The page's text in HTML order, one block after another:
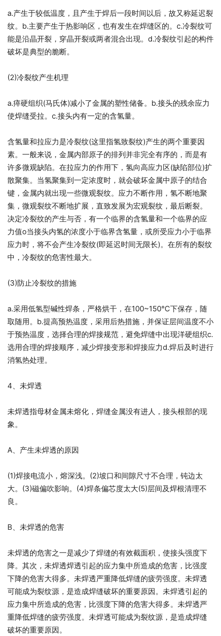
a.产生于较低温度，且产生于焊后一段时间以后，故又称延迟裂
纹。b.主要产生于热影响区，也有发生在焊缝区的。c.冷裂纹可
能是沿晶开裂，穿晶开裂或两者混合出现。d.冷裂纹引起的构件
破坏是典型的脆断。
(2)冷裂纹产生机理
a.瘁硬组织(马氏体)减小了金属的塑性储备。b.接头的残余应力
使焊缝受拉。c.接头内有一定的含氢量。
含氢量和拉应力是冷裂纹(这里指氢致裂纹)产生的两个重要因
素。一般来说，金属内部原子的排列并非完全有序的，而是有
许多微观缺陷。在拉应力的作用下，氢向高应力区(缺陷部位)扩
散聚集。当氢聚集到一定浓度时，就会破坏金属中原子的结合
键，金属内就出现一些微观裂纹。应力不断作用，氢不断地聚
集，微观裂纹不断地扩展，直致发展为宏观裂纹，最后断裂。
决定冷裂纹的产生与否，有一个临界的含氢量和一个临界的应
力值o当接头内氢的浓度小于临界含氢量，或所受应力小于临界
应力时，将不会产生冷裂纹(即延迟时间无限长)。在所有的裂纹
中，冷裂纹的危害性最大。
(3)防止冷裂纹的措施
a.采用低氢型碱性焊条，严格烘干，在100~150℃下保存，随
取随用。b.提高预热温度，采用后热措施，并保证层间温度不小
于预热温度，选择合理的焊接规范，避免焊缝中出现洋硬组织c.
选用合理的焊接顺序，减少焊接变形和焊接应力d.焊后及时进行
消氢热处理。
4、未焊透
未焊透指母材金属未熔化，焊缝金属没有进人，接头根部的现
象。
A、产生未焊透的原因
(1)焊接电流小，熔深浅。(2)坡口和间隙尺寸不合理，钝边太
大。(3)磁偏吹影响。(4)焊条偏芯度太大(5)层间及焊根清理不
良。
B、未焊透的危害
未焊透的危害之一是减少了焊缝的有效截面积，使接头强度下
降。其次，未焊透焊透引起的应力集中所造成的危害，比强度
下降的危害大得多。未焊透严重降低焊缝的疲劳强度。未焊透
可能成为裂纹源，是造成焊缝破坏的重要原因。未焊透引起的
应力集中所造成的危害，比强度下降的危害大得多。未焊透严
重降低焊缝的疲劳强度。未焊透可能成为裂纹源，是造成焊缝
破坏的重要原因。